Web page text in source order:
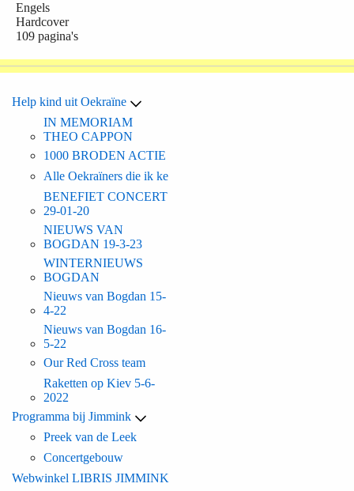
Engels
Hardcover
109 pagina's
Help kind uit Oekraïne
IN MEMORIAM
THEO CAPPON
1000 BRODEN ACTIE
Alle Oekraïners die ik ke
BENEFIET CONCERT
29-01-20
NIEUWS VAN
BOGDAN 19-3-23
WINTERNIEUWS
BOGDAN
Nieuws van Bogdan 15-
4-22
Nieuws van Bogdan 16-
5-22
Our Red Cross team
Raketten op Kiev 5-6-
2022
Programma bij Jimmink
Preek van de Leek
Concertgebouw
Webwinkel LIBRIS JIMMINK